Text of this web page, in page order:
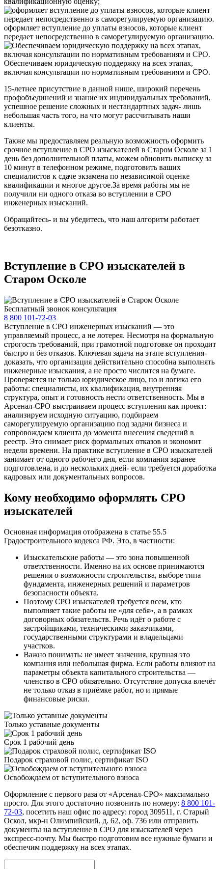
оформляет вступление до уплаты взносов, которые клиент
передает непосредственно в саморегулируемую организацию.
Обеспечиваем юридическую поддержку на всех этапах,
включая консультации по нормативным требованиям и СРО.
15-летнее присутствие в данной нише, широкий перечень
профобъединений и знание их индивидуальных требований,
успешное решение сложных и нестандартных задач- лишь
небольшая часть того, на что могут рассчитывать наши
клиенты.
Также мы предоставляем реальную возможность оформить
срочное вступление в СРО изыскателей в Старом Осколе за 1
день без дополнительной платы, можем обновить выписку за
10 минут в телефонном режиме, подготовить ваших
специалистов к сдаче экзамена по независимой оценке
квалификации и многое другое.За время работы мы не
получили ни одного отказа во вступлении в СРО
инженерных изысканий.
Обращайтесь- и вы убедитесь, что наш алгоритм работает
безотказно.
Вступление в СРО изыскателей в
Старом Осколе
Бесплатный звонок консультация
8 800 101-72-03
Вступление в СРО инженерных изысканий — это
управляемый процесс, а не лотерея. Несмотря на формальную
строгость требований, при грамотной подготовке он проходит
быстро и без отказов. Ключевая задача на этапе вступления-
доказать, что организация действительно способна выполнять
инженерные изыскания, а не просто числится на бумаге.
Проверяется не только юридическое лицо, но и логика его
работы: специалисты, их квалификация, внутренняя
структура, опыт и готовность нести ответственность. Мы в
Арсенал-СРО выстраиваем процесс вступления как проект:
анализируем исходную ситуацию, подбираем
саморегулируемую организацию под задачи бизнеса и
сопровождаем клиента до момента внесения сведений в
реестр. Это снимает риск формальных отказов и экономит
недели времени. На практике вступление в СРО изыскателей
занимает от одного рабочего дня, если компания заранее
подготовлена, и до нескольких дней- если требуется доработка
кадровых или документальных вопросов.
Кому необходимо оформлять СРО
изыскателей
Основная информация отображена в статье 55.5
Градостроительного кодекса РФ. Это, в частности:
Изыскательские работы — это зона повышенной
ответственности. Именно на их основе принимаются
решения о возможности строительства, выборе типа
фундамента, инженерных решений и параметров
безопасности объекта.
Поэтому СРО изыскателей требуется всем, кто
выполняет такие работы не «для себя», а в рамках
договорных обязательств. Речь идёт о работе с
застройщиками, техническими заказчиками,
государственными структурами и владельцами
участков.
Важно понимать: не имеет значения, крупная это
компания или небольшая фирма. Если работы влияют на
параметры объекта капитального строительства —
членство в СРО обязательно. Отсутствие допуска влечёт
не только отказ в приёмке работ, но и прямые
финансовые риски.
Только уставные документы
Срок 1 рабочий день
Подарок страховой полис, сертификат ISO
Освобождаем от вступительного взноса
Оформление с первого раза от «Арсенал-СРО» максимально
просто. Для этого достаточно позвонить по номеру: 8 800 101-
72-03, посетить наш офис по адресу: город 309511, г. Старый
Оскол, мкр-н Олимпийский, д. 62, оф. 736 или отправить
документы на вступление в СРО для изыскателей через
экспресс-почту. Мы быстро подготовим все нужные бумаги и
обеспечим поддержку на всех этапах.